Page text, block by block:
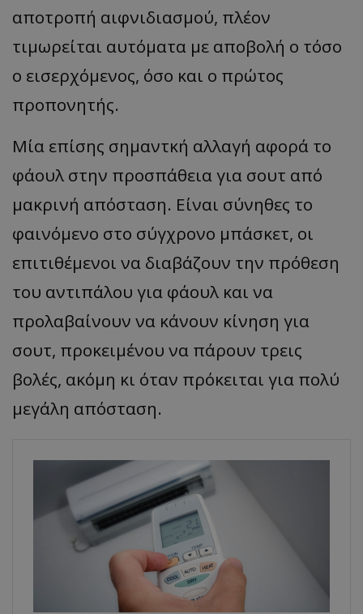
αποτροπή αιφνιδιασμού, πλέον
τιμωρείται αυτόματα με αποβολή ο τόσο
ο εισερχόμενος, όσο και ο πρώτος
προπονητής.
Μία επίσης σημαντκή αλλαγή αφορά το
φάουλ στην προσπάθεια για σουτ από
μακρινή απόσταση. Είναι σύνηθες το
φαινόμενο στο σύγχρονο μπάσκετ, οι
επιτιθέμενοι να διαβάζουν την πρόθεση
του αντιπάλου για φάουλ και να
προλαβαίνουν να κάνουν κίνηση για
σουτ, προκειμένου να πάρουν τρεις
βολές, ακόμη κι όταν πρόκειται για πολύ
μεγάλη απόσταση.